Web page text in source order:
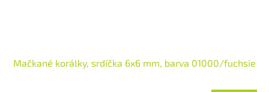
Mačkané korálky, srdíčka 6x6 mm, barva 01000/fuchsie